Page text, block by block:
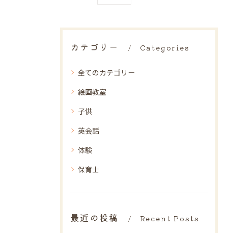
カテゴリー Categories
全てのカテゴリー
絵画教室
子供
英会話
体験
保育士
最近の投稿 Recent Posts